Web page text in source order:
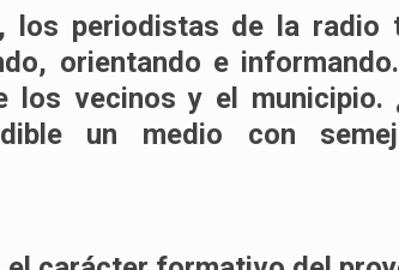
los periodistas de la radio
orientando e
los vecinos y el municipio.
un medio con